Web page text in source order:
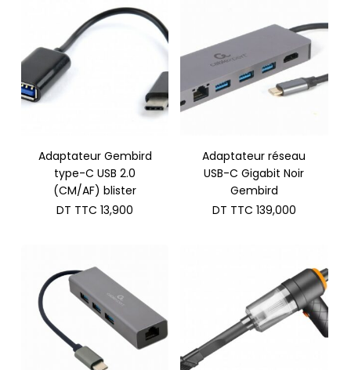
Adaptateur Gembird
type-C USB 2.0
(CM/AF) blister
DT TTC 13,900
Adaptateur réseau
USB-C Gigabit Noir
Gembird
DT TTC 139,000